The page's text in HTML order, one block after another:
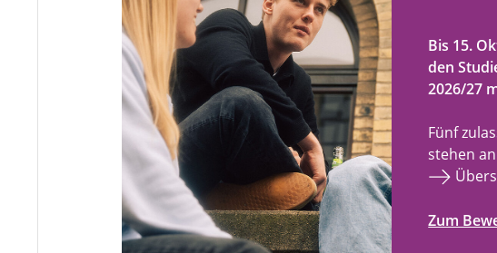
Bis 15.
den
2026/27
Fünf
stehen
Zum